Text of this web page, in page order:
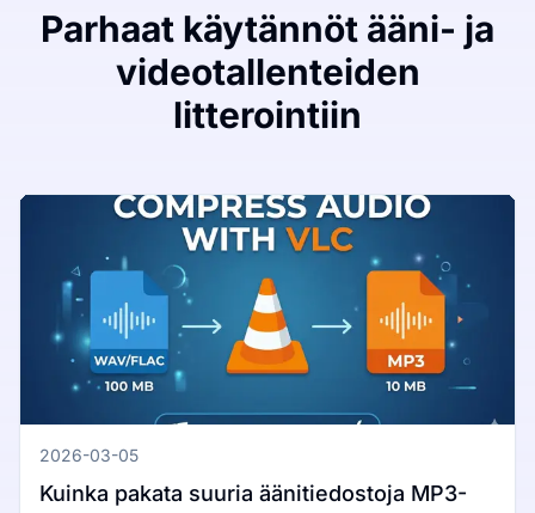
Parhaat käytännöt ääni- ja
videotallenteiden
litterointiin
2026-03-05
Kuinka pakata suuria äänitiedostoja MP3-